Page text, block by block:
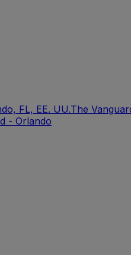
FL, EE. UU.The
- Orlando